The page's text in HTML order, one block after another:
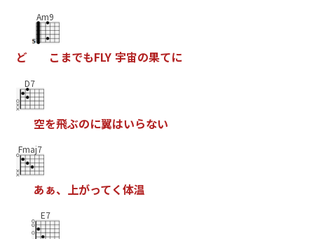
ど
Am9
こ までもFLY 宇宙の果てに
D7
空を飛ぶのに翼はいらない
Fmaj7
あぁ、 上がってく体温
E7